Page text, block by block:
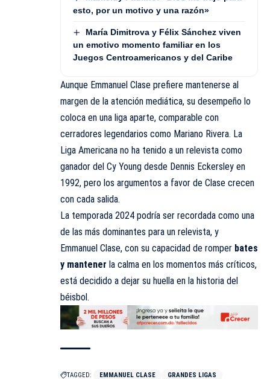
esto, por un motivo y una razón»
María Dimitrova y Félix Sánchez viven
un emotivo momento familiar en los
Juegos Centroamericanos y del Caribe
Aunque Emmanuel Clase prefiere mantenerse al
margen de la atención mediática, su desempeño lo
coloca en una liga aparte, comparable con
cerradores legendarios como Mariano Rivera. La
Liga Americana no ha tenido a un relevista como
ganador del Cy Young desde Dennis Eckersley en
1992, pero los argumentos a favor de Clase crecen
con cada salida.
La temporada 2024 podría ser recordada como una
de las más dominantes para un relevista, y
Emmanuel Clase, con su capacidad de romper bates
y mantener la calma en los momentos más críticos,
está decidido a dejar su huella en la historia del
béisbol.
TAGGED: EMMANUEL CLASE GRANDES LIGAS